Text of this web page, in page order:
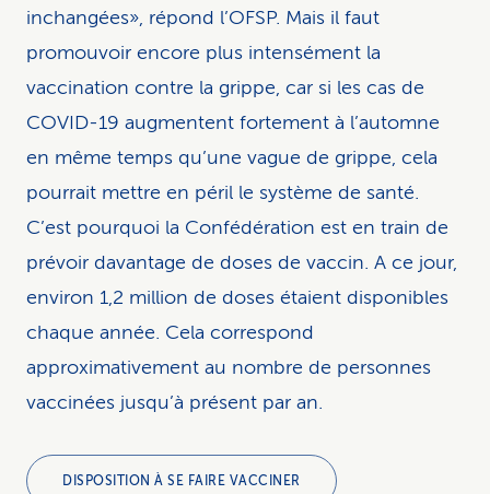
inchangées», répond l’OFSP. Mais il faut
promouvoir encore plus intensément la
vaccination contre la grippe, car si les cas de
COVID-19 augmentent fortement à l’automne
en même temps qu’une vague de grippe, cela
pourrait mettre en péril le système de santé.
C’est pourquoi la Confédération est en train de
prévoir davantage de doses de vaccin. A ce jour,
environ 1,2 million de doses étaient disponibles
chaque année. Cela correspond
approximativement au nombre de personnes
vaccinées jusqu’à présent par an.
DISPOSITION À SE FAIRE VACCINER